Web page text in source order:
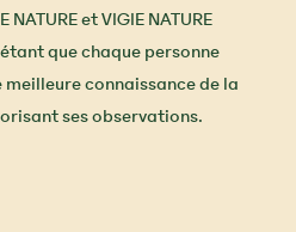
et VIGIE NATURE
que chaque personne
meilleure connaissance de la
ses observations.